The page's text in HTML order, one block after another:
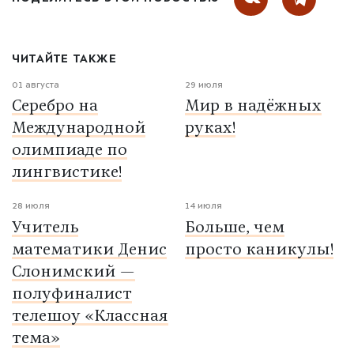
ЧИТАЙТЕ ТАКЖЕ
01 августа
Серебро на
Международной
олимпиаде по
лингвистике!
29 июля
Мир в надёжных
руках!
28 июля
Учитель
математики Денис
Слонимский —
полуфиналист
телешоу «Классная
тема»
14 июля
Больше, чем
просто каникулы!